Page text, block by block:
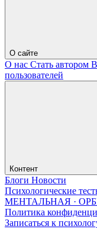
О сайте
О нас Стать автором
пользователей
Контент
Блоги Новости
Психологические
МЕНТАЛЬНАЯ ·
Политика
Записаться к